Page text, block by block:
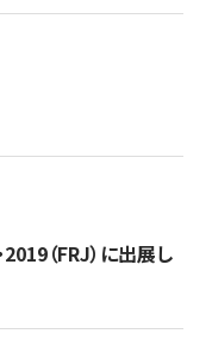
（FRJ）に出展し